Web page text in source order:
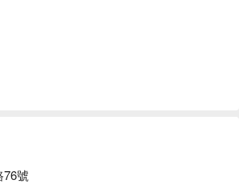
200
】水果清新多汁，花香柔和沁人
香氣四溢，蛋滑嫩可口
號